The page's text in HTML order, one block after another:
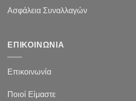
Ασφάλεια Συναλλαγών
ΕΠΙΚΟΙΝΩΝΙΑ
Επικοινωνία
Ποιοί Είμαστε